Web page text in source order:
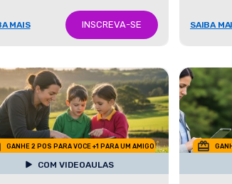
MAIS INSCREVA-SE SAIBA
GANHE 2 POS PARA VOCE +1 PARA UM AMIGO
COM VIDEOAULAS